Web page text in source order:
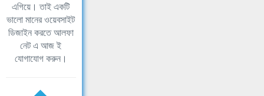
এগিয়ে। তাই একটি
ভালো মানের ওয়েবসাইট
ডিজাইন করতে আলফা
নেট এ আজ ই
যোগাযোগ করুন।